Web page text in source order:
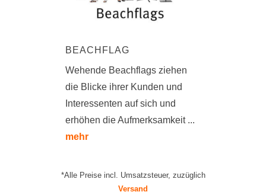
BEACHFLAG
Wehende Beachflags ziehen
die Blicke ihrer Kunden und
Interessenten auf sich und
erhöhen die Aufmerksamkeit ...
mehr
*Alle Preise incl. Umsatzsteuer, zuzüglich
Versand